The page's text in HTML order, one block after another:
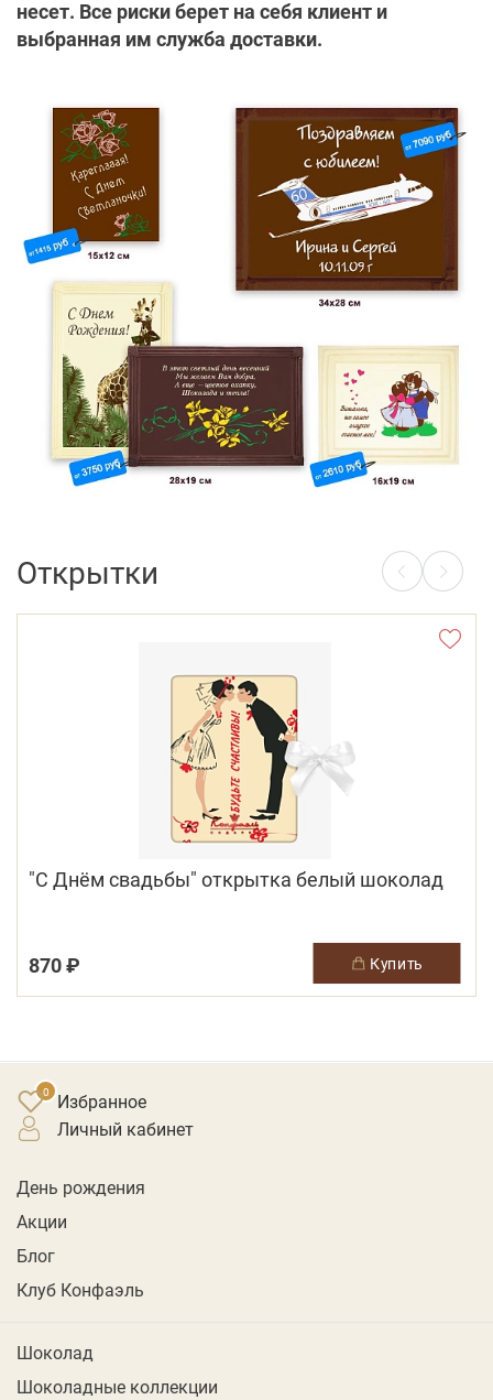
несет. Все риски берет на себя клиент и
выбранная им служба доставки.
Открытки
"С Днём свадьбы" открытка белый шоколад
870 ₽ купить
Избранное
личный кабинет
День рождения
Акции
Блог
Клуб Конфаэль
Шоколад
Шоколадные коллекции